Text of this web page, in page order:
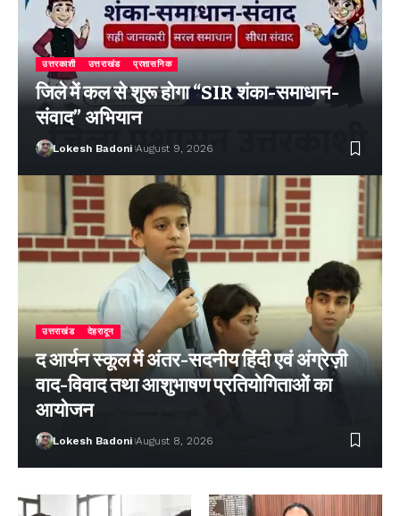
उत्तरकाशी उत्तराखंड प्रशासनिक
जिले में कल से शुरू होगा “SIR शंका-समाधान-
संवाद” अभियान
Lokesh Badoni August 9, 2026
उत्तराखंड देहरादून
द आर्यन स्कूल में अंतर-सदनीय हिंदी एवं अंग्रेज़ी
वाद-विवाद तथा आशुभाषण प्रतियोगिताओं का
आयोजन
Lokesh Badoni August 8, 2026